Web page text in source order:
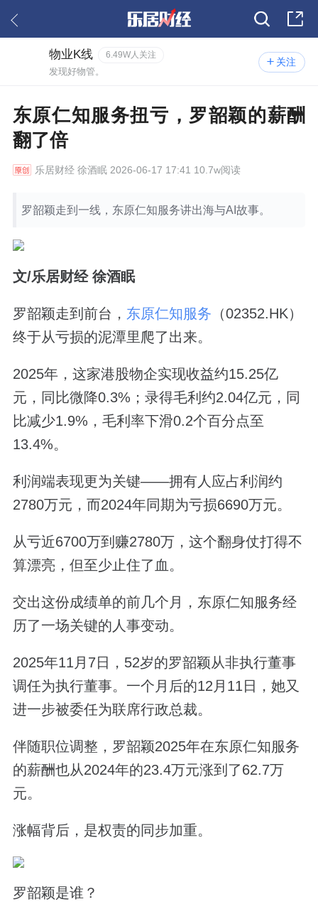
关注
物业K线 6.49W人关注
发现好物管。
东原仁知服务扭亏，罗韶颖的薪酬
翻了倍
乐居财经徐酒眠 2026-06-17 17:41 10.7w阅读
罗韶颖走到一线，东原仁知服务讲出海与AI故事。
文/乐居财经 徐酒眠
罗韶颖走到前台， 东原仁知服务 （02352.HK）
终于从亏损的泥潭里爬了出来。
2025年，这家港股物企实现收益约15.25亿
元，同比微降0.3%；录得毛利约2.04亿元，同
比减少1.9%，毛利率下滑0.2个百分点至
13.4%。
利润端表现更为关键——拥有人应占利润约
2780万元，而2024年同期为亏损6690万元。
从亏近6700万到赚2780万，这个翻身仗打得不
算漂亮，但至少止住了血。
交出这份成绩单的前几个月，东原仁知服务经
历了一场关键的人事变动。
2025年11月7日，52岁的罗韶颖从非执行董事
调任为执行董事。一个月后的12月11日，她又
进一步被委任为联席行政总裁。
伴随职位调整，罗韶颖2025年在东原仁知服务
的薪酬也从2024年的23.4万元涨到了62.7万
元。
涨幅背后，是权责的同步加重。
罗韶颖是谁？